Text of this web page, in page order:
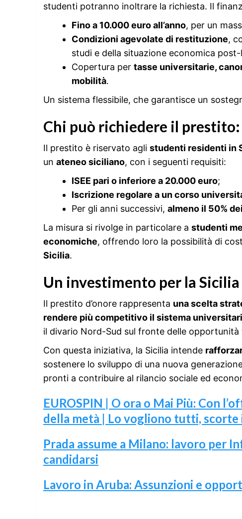
studenti potranno inoltrare la richiesta. Il
Fino a 10.000 euro all’anno, per un
Condizioni agevolate di restituzione,
studi e della situazione economica post-
Copertura per tasse universitarie,
mobilità.
Un sistema flessibile, che garantisce un
Chi può richiedere il
Il prestito è riservato agli studenti residenti in
un ateneo siciliano, con i seguenti requisiti:
ISEE pari o inferiore a 20.000 euro;
Iscrizione regolare a un corso
Per gli anni successivi, almeno il 50%
La misura si rivolge in particolare a studenti
economiche, offrendo loro la possibilità di
Sicilia.
Un investimento per la
Il prestito d’onore rappresenta una scelta
rendere più competitivo il sistema
il divario Nord-Sud sul fronte delle
Con questa iniziativa, la Sicilia intende
sostenere lo sviluppo di una nuova
pronti a contribuire al rilancio sociale ed
EUROSPIN | O ora o Mai Più: Con
della metà | Lo vogliono tutti, scorte
Prada assume a Milano: lavoro per
candidarsi
Lavoro in Aruba: Assunzioni e